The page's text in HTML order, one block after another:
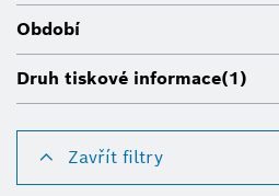
Období
Druh tiskové informace(1)
Zavřít filtry